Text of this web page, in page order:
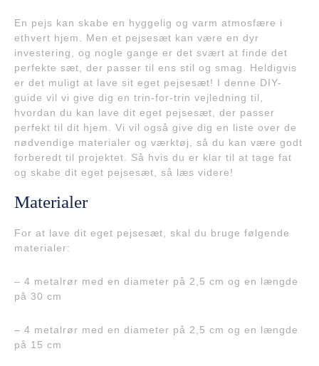
En pejs kan skabe en hyggelig og varm atmosfære i
ethvert hjem. Men et pejsesæt kan være en dyr
investering, og nogle gange er det svært at finde det
perfekte sæt, der passer til ens stil og smag. Heldigvis
er det muligt at lave sit eget pejsesæt! I denne DIY-
guide vil vi give dig en trin-for-trin vejledning til,
hvordan du kan lave dit eget pejsesæt, der passer
perfekt til dit hjem. Vi vil også give dig en liste over de
nødvendige materialer og værktøj, så du kan være godt
forberedt til projektet. Så hvis du er klar til at tage fat
og skabe dit eget pejsesæt, så læs videre!
Materialer
For at lave dit eget pejsesæt, skal du bruge følgende
materialer:
– 4 metalrør med en diameter på 2,5 cm og en længde
på 30 cm
– 4 metalrør med en diameter på 2,5 cm og en længde
på 15 cm